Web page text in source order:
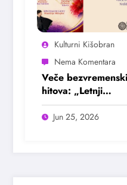
Kulturni Kišobran
Veče
hitova: „Letnji
evergrin“ u Domu
omladine Beograda
Jun 25, 2026